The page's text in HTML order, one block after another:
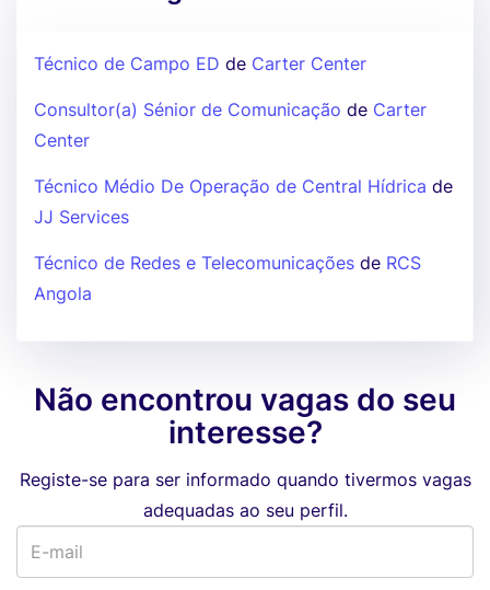
Técnico de Campo ED de Carter Center
Consultor(a) Sénior de Comunicação de Carter
Center
Técnico Médio De Operação de Central Hídrica de
JJ Services
Técnico de Redes e Telecomunicações de RCS
Angola
Não encontrou vagas do seu
interesse?
Registe-se para ser informado quando tivermos vagas
adequadas ao seu perfil.